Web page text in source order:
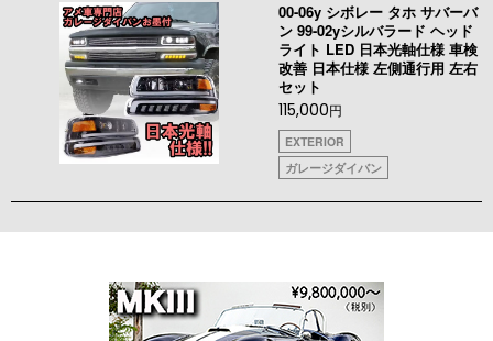
00-06y シボレー タホ サバーバ
ン 99-02yシルバラード ヘッド
ライト LED 日本光軸仕様 車検
改善 日本仕様 左側通行用 左右
セット
115,000円
EXTERIOR
ガレージダイバン